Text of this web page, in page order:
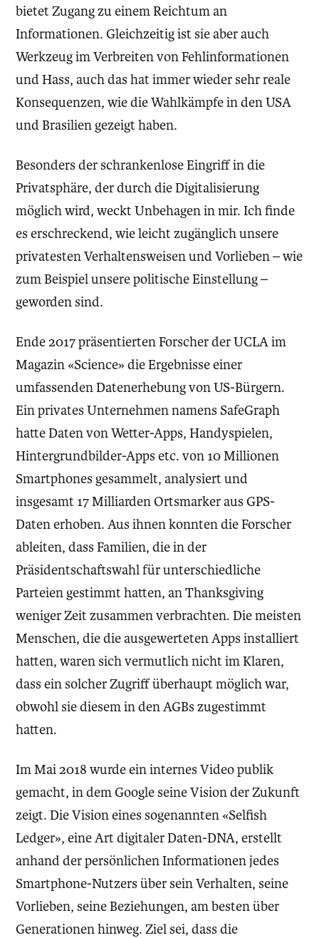
bietet Zugang zu einem Reichtum an
Informationen. Gleichzeitig ist sie aber auch
Werkzeug im Verbreiten von Fehlinformationen
und Hass, auch das hat immer wieder sehr reale
Konsequenzen, wie die Wahlkämpfe in den USA
und Brasilien gezeigt haben.
Besonders der schrankenlose Eingriff in die
Privatsphäre, der durch die Digitalisierung
möglich wird, weckt Unbehagen in mir. Ich finde
es erschreckend, wie leicht zugänglich unsere
privatesten Verhaltensweisen und Vorlieben – wie
zum Beispiel unsere politische Einstellung –
geworden sind.
Ende 2017 präsentierten Forscher der UCLA im
Magazin «Science» die Ergebnisse einer
umfassenden Datenerhebung von US-Bürgern.
Ein privates Unternehmen namens SafeGraph
hatte Daten von Wetter-Apps, Handyspielen,
Hintergrundbilder-Apps etc. von 10 Millionen
Smartphones gesammelt, analysiert und
insgesamt 17 Milliarden Ortsmarker aus GPS-
Daten erhoben. Aus ihnen konnten die Forscher
ableiten, dass Familien, die in der
Präsidentschaftswahl für unterschiedliche
Parteien gestimmt hatten, an Thanksgiving
weniger Zeit zusammen verbrachten. Die meisten
Menschen, die die ausgewerteten Apps installiert
hatten, waren sich vermutlich nicht im Klaren,
dass ein solcher Zugriff überhaupt möglich war,
obwohl sie diesem in den AGBs zugestimmt
hatten.
Im Mai 2018 wurde ein internes Video publik
gemacht, in dem Google seine Vision der Zukunft
zeigt. Die Vision eines sogenannten «Selfish
Ledger», eine Art digitaler Daten-DNA, erstellt
anhand der persönlichen Informationen jedes
Smartphone-Nutzers über sein Verhalten, seine
Vorlieben, seine Beziehungen, am besten über
Generationen hinweg. Ziel sei, dass die